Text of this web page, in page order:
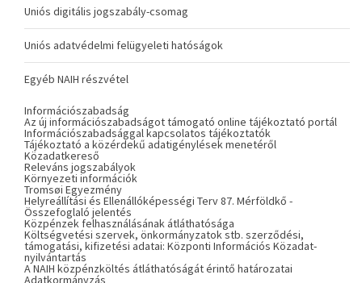
Uniós digitális jogszabály-csomag
Uniós adatvédelmi felügyeleti hatóságok
Egyéb NAIH részvétel
Információszabadság
Az új információszabadságot támogató online tájékoztató portál
Információszabadsággal kapcsolatos tájékoztatók
Tájékoztató a közérdekű adatigénylések menetéről
Közadatkereső
Releváns jogszabályok
Környezeti információk
Tromsøi Egyezmény
Helyreállítási és Ellenállóképességi Terv 87. Mérföldkő -
Összefoglaló jelentés
Közpénzek felhasználásának átláthatósága
Költségvetési szervek, önkormányzatok stb. szerződési,
támogatási, kifizetési adatai: Központi Információs Közadat-
nyilvántartás
A NAIH közpénzköltés átláthatóságát érintő határozatai
Adatkormányzás